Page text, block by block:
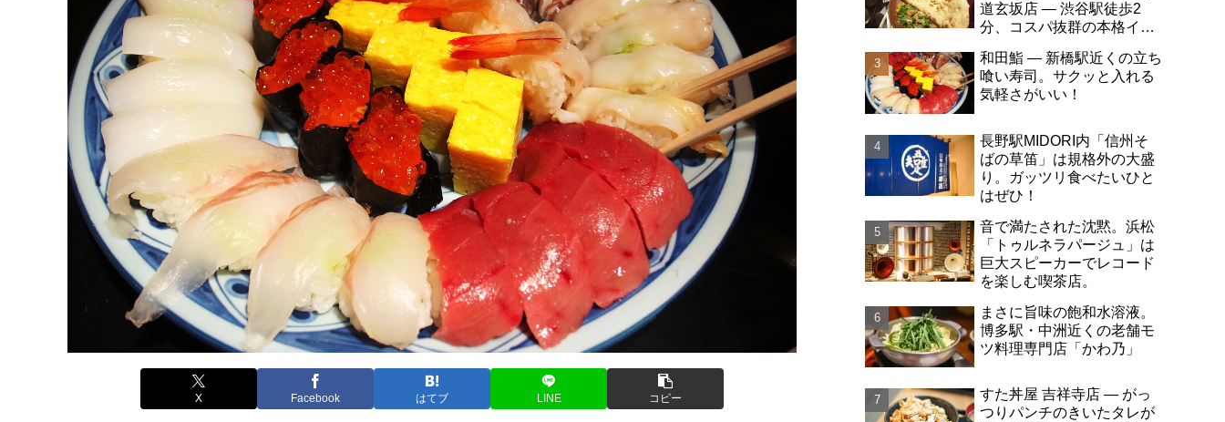
X Facebook はてブ LINE コピー
道玄坂店 ― 渋谷駅徒歩2
分、コスパ抜群の本格イン
まい！
和田鮨 ― 新橋駅近くの立ち
喰い寿司。サクッと入れる
気軽さがいい！
長野駅MIDORI内「信州そ
ばの草笛」は規格外の大盛
り。ガッツリ食べたいひと
はぜひ！
音で満たされた沈黙。浜松
「トゥルネラパージュ」は
巨大スピーカーでレコード
を楽しむ喫茶店。
まさに旨味の飽和水溶液。
博多駅・中洲近くの老舗モ
ツ料理専門店「かわ乃」
すた丼屋 吉祥寺店 ― がっ
つりパンチのきいたタレが